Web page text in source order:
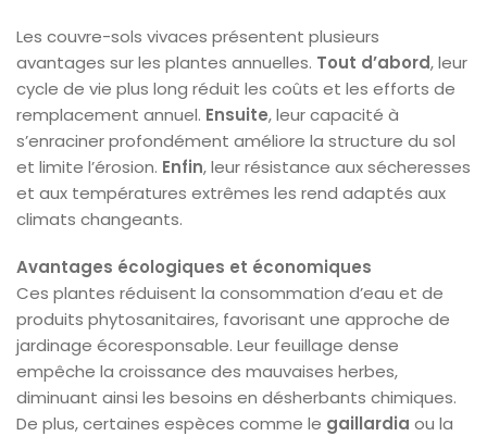
Les couvre-sols vivaces présentent plusieurs
avantages sur les plantes annuelles. Tout d’abord, leur
cycle de vie plus long réduit les coûts et les efforts de
remplacement annuel. Ensuite, leur capacité à
s’enraciner profondément améliore la structure du sol
et limite l’érosion. Enfin, leur résistance aux sécheresses
et aux températures extrêmes les rend adaptés aux
climats changeants.
Avantages écologiques et économiques
Ces plantes réduisent la consommation d’eau et de
produits phytosanitaires, favorisant une approche de
jardinage écoresponsable. Leur feuillage dense
empêche la croissance des mauvaises herbes,
diminuant ainsi les besoins en désherbants chimiques.
De plus, certaines espèces comme le gaillardia ou la